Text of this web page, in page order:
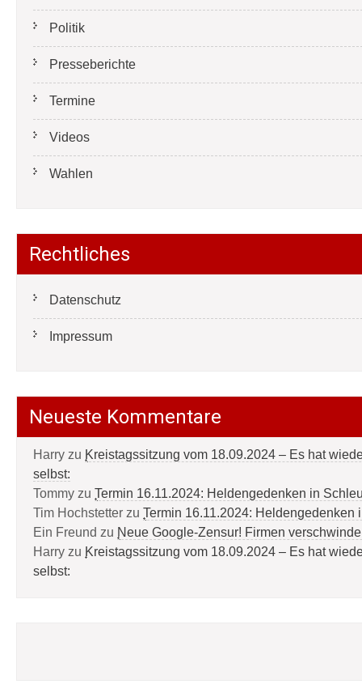
Politik
Presseberichte
Termine
Videos
Wahlen
Rechtliches
Datenschutz
Impressum
Neueste Kommentare
Harry zu Kreistagssitzung vom 18.09.2024 – Es hat
selbst:
Tommy zu Termin 16.11.2024: Heldengedenken in
Tim Hochstetter zu Termin 16.11.2024: Heldengedenken
Ein Freund zu Neue Google-Zensur! Firmen
Harry zu Kreistagssitzung vom 18.09.2024 – Es hat
selbst: